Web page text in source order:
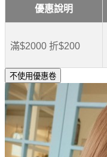
優惠說明
滿$2000 折$200
不使用優惠卷